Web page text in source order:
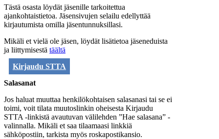
Tästä osasta löydät jäsenille tarkoitettua
ajankohtaistietoa. Jäsensivujen selailu edellyttää
kirjautumista omilla jäsentunnuksillasi.
Mikäli et vielä ole jäsen, löydät lisätietoa jäseneduista
ja liittymisestä täältä
Kirjaudu STTA
Salasanat
Jos haluat muuttaa henkilökohtaisen salasanasi tai se ei
toimi, voit tilata muutoslinkin oheisesta Kirjaudu
STTA -linkistä avautuvan välilehden ”Hae salasana” -
valinnalla. Mikäli et saa tilaamaasi linkkiä
sähköpostiin, tarkista myös roskapostikansio.